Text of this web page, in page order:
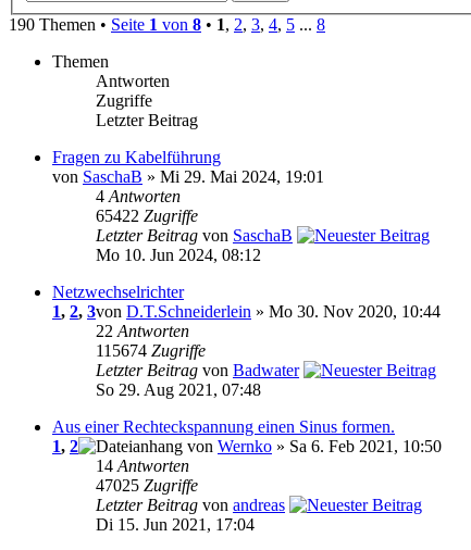
190 Themen • Seite 1 von 8 • 1, 2, 3, 4, 5 ... 8
Themen
Antworten
Zugriffe
Letzter Beitrag
Fragen zu Kabelführung
von SaschaB » Mi 29. Mai 2024, 19:01
4 Antworten
65422 Zugriffe
Letzter Beitrag von SaschaB
Mo 10. Jun 2024, 08:12
Netzwechselrichter
1, 2, 3von D.T.Schneiderlein » Mo 30. Nov 2020, 10:44
22 Antworten
115674 Zugriffe
Letzter Beitrag von Badwater
So 29. Aug 2021, 07:48
Aus einer Rechteckspannung einen Sinus formen.
1, 2 von Wernko » Sa 6. Feb 2021, 10:50
14 Antworten
47025 Zugriffe
Letzter Beitrag von andreas
Di 15. Jun 2021, 17:04